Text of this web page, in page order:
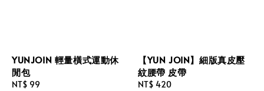
YUNJOIN 輕量橫式運動休
閒包
Regular
NT$ 99
【YUN JOIN】細版真皮壓
紋腰帶 皮帶
Regular
NT$ 420